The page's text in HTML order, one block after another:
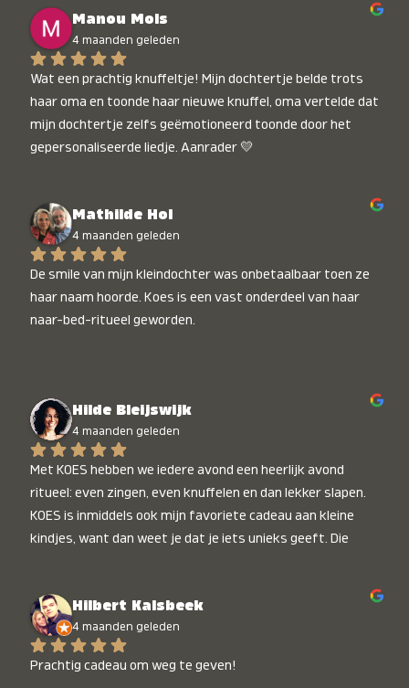
Manou Mols
4 maanden geleden
Wat een prachtig knuffeltje! Mijn dochtertje belde trots
haar oma en toonde haar nieuwe knuffel, oma vertelde dat
mijn dochtertje zelfs geëmotioneerd toonde door het
gepersonaliseerde liedje. Aanrader 💛
Mathilde Hol
4 maanden geleden
De smile van mijn kleindochter was onbetaalbaar toen ze
haar naam hoorde. Koes is een vast onderdeel van haar
naar-bed-ritueel geworden.
Hilde Bleijswijk
4 maanden geleden
Met KOES hebben we iedere avond een heerlijk avond
ritueel: even zingen, even knuffelen en dan lekker slapen.
KOES is inmiddels ook mijn favoriete cadeau aan kleine
kindjes, want dan weet je dat je iets unieks geeft. Die
Hilbert Kalsbeek
4 maanden geleden
Prachtig cadeau om weg te geven!